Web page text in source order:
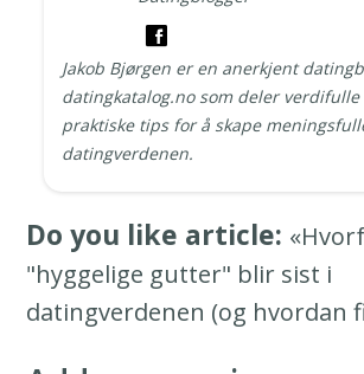
Jakob Bjørgen er en anerkjent
datingkatalog.no som deler
praktiske tips for å skape
datingverdenen.
Do you like article:
"hyggelige gutter" blir sist i
datingverdenen (og hvordan